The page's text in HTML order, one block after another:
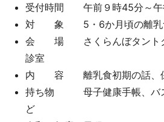
受付時間 午前９時45分～午
対 象 5・6か月頃の離乳食
会 場 さくらんぼタント
診室
内 容 離乳食初期の話、保
持ち物 母子健康手帳、バス
ど